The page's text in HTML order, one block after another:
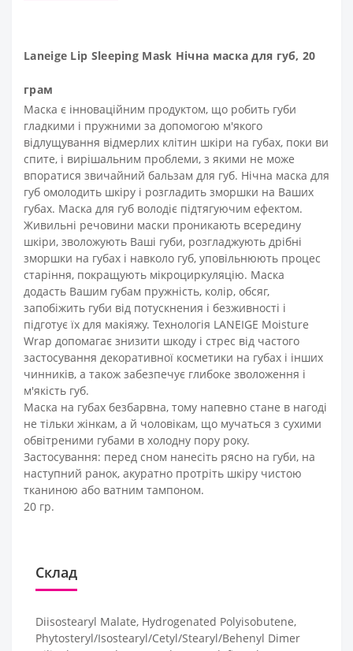
Laneige Lip Sleeping Mask Нічна маска для губ, 20
грам
Маска є інноваційним продуктом, що робить губи
гладкими і пружними за допомогою м'якого
відлущування відмерлих клітин шкіри на губах, поки ви
спите, і вирішальним проблеми, з якими не може
впоратися звичайний бальзам для губ. Нічна маска для
губ омолодить шкіру і розгладить зморшки на Ваших
губах. Маска для губ володіє підтягуючим ефектом.
Живильні речовини маски проникають всередину
шкіри, зволожують Ваші губи, розгладжують дрібні
зморшки на губах і навколо губ, уповільнюють процес
старіння, покращують мікроциркуляцію. Маска
додасть Вашим губам пружність, колір, обсяг,
запобіжить губи від потускнения і безживності і
підготує їх для макіяжу. Технологія LANEIGE Moisture
Wrap допомагає знизити шкоду і стрес від частого
застосування декоративної косметики на губах і інших
чинників, а також забезпечує глибоке зволоження і
м'якість губ.
Маска на губах безбарвна, тому напевно стане в нагоді
не тільки жінкам, а й чоловікам, що мучаться з сухими
обвітреними губами в холодну пору року.
Застосування: перед сном нанесіть рясно на губи, на
наступний ранок, акуратно протріть шкіру чистою
тканиною або ватним тампоном.
20 гр.
Склад
Diisostearyl Malate, Hydrogenated Polyisobutene,
Phytosteryl/Isostearyl/Cetyl/Stearyl/Behenyl Dimer